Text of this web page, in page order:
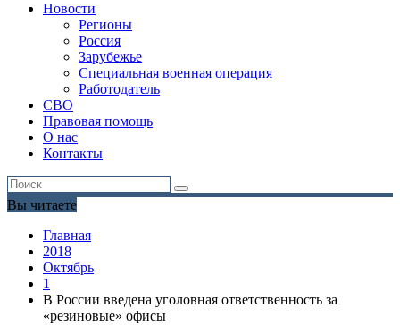
Новости
Регионы
Россия
Зарубежье
Специальная военная операция
Работодатель
СВО
Правовая помощь
О нас
Контакты
Вы читаете
Главная
2018
Октябрь
1
В России введена уголовная ответственность за
«резиновые» офисы